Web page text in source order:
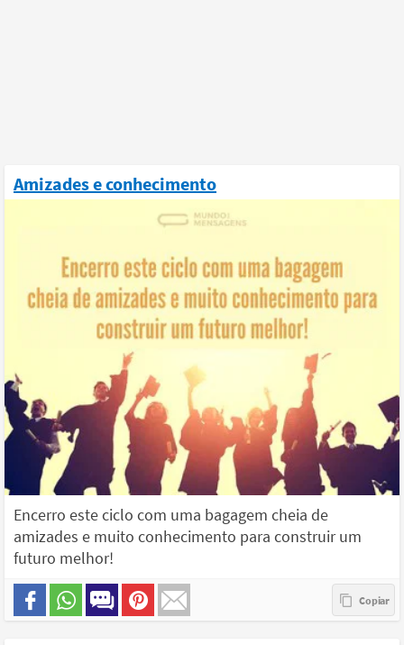
Amizades e conhecimento
Encerro este ciclo com uma bagagem cheia de
amizades e muito conhecimento para construir um
futuro melhor!